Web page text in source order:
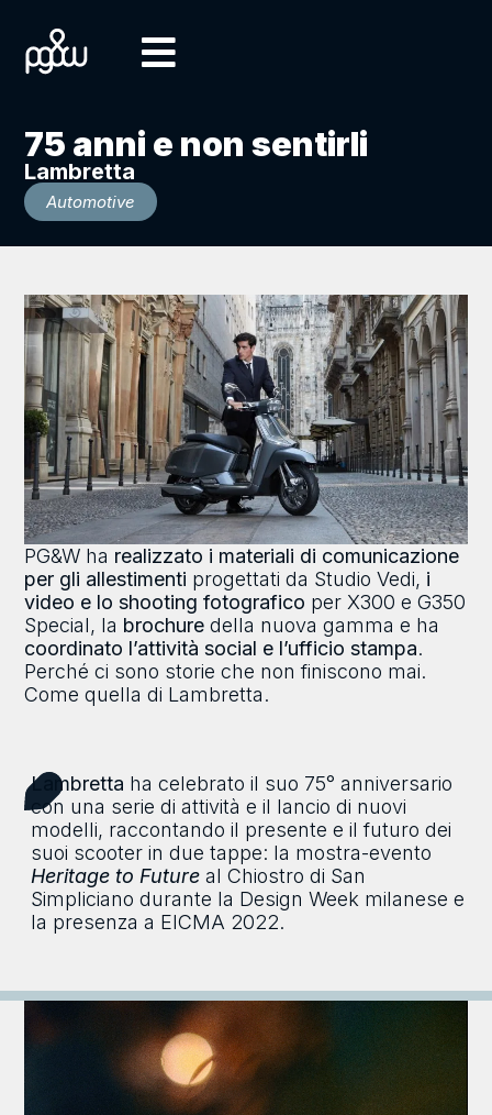
75 anni e non sentirli
Lambretta
Automotive
PG&W ha realizzato i materiali di comunicazione
per gli allestimenti progettati da Studio Vedi, i
video e lo shooting fotografico per X300 e G350
Special, la brochure della nuova gamma e ha
coordinato l’attività social e l’ufficio stampa.
Perché ci sono storie che non finiscono mai.
Come quella di Lambretta.
Lambretta ha celebrato il suo 75° anniversario
con una serie di attività e il lancio di nuovi
modelli, raccontando il presente e il futuro dei
suoi scooter in due tappe: la mostra-evento
Heritage to Future al Chiostro di San
Simpliciano durante la Design Week milanese e
la presenza a EICMA 2022.